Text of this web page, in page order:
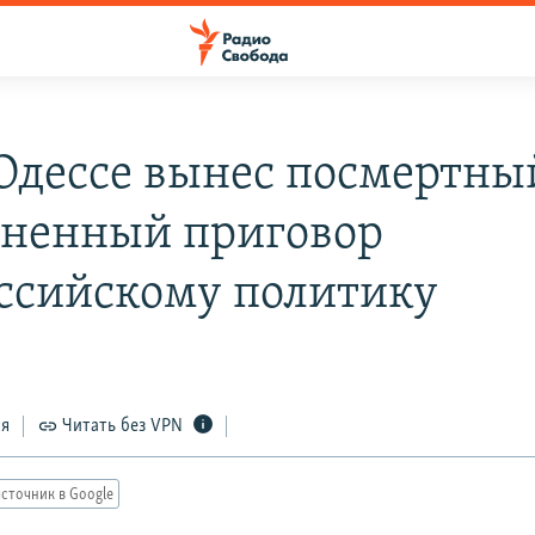
вынес
приговор
политику
Читать без VPN
в Google